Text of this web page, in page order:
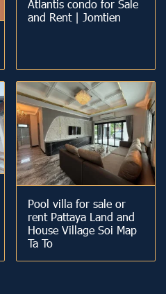
Atlantis condo for Sale
and Rent | Jomtien
Pool villa for sale or
rent Pattaya Land and
House Village Soi Map
Ta To